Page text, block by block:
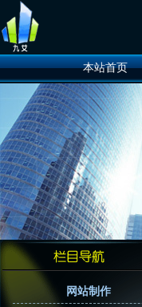
本站首页
网站制作